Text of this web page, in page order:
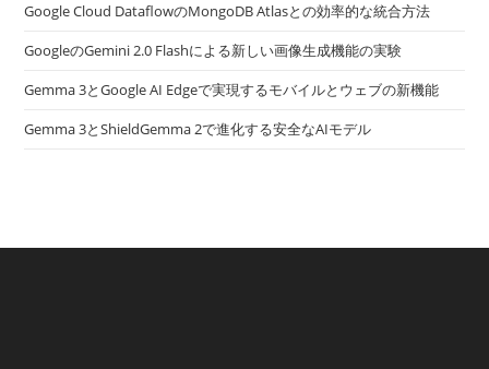
Google Cloud DataflowのMongoDB Atlasとの効率的な統合方法
GoogleのGemini 2.0 Flashによる新しい画像生成機能の実験
Gemma 3とGoogle AI Edgeで実現するモバイルとウェブの新機能
Gemma 3とShieldGemma 2で進化する安全なAIモデル